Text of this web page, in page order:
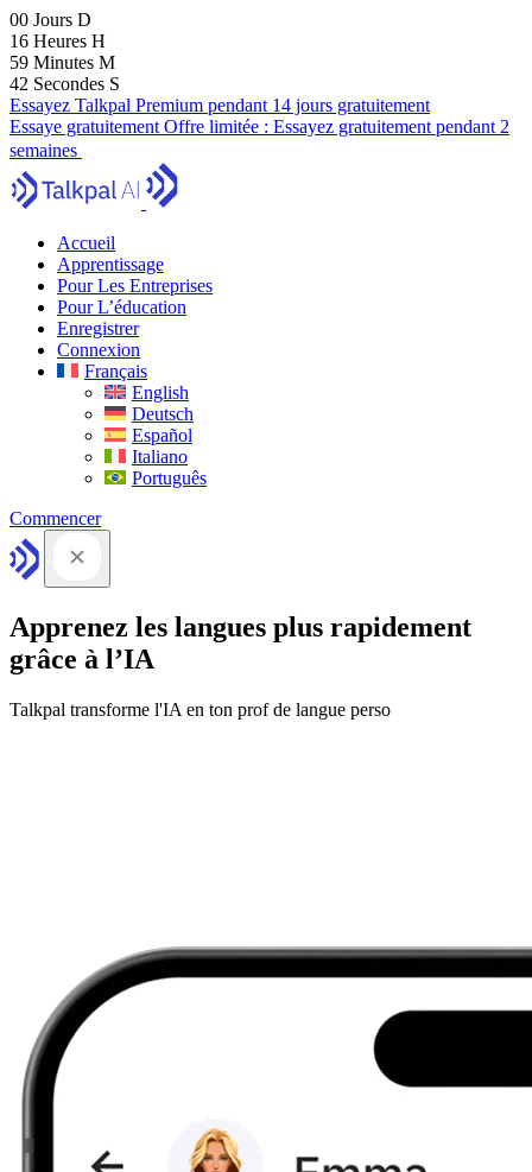
00 Jours D
16 Heures H
59 Minutes M
41 Secondes S
Essayez Talkpal Premium pendant 14 jours gratuitement
Essaye gratuitement Offre limitée : Essayez gratuitement pendant 2
semaines
Accueil
Apprentissage
Pour Les Entreprises
Pour L’éducation
Enregistrer
Connexion
Français
English
Deutsch
Español
Italiano
Português
Commencer
Apprenez les langues plus rapidement
grâce à l’IA
Talkpal transforme l'IA en ton prof de langue perso